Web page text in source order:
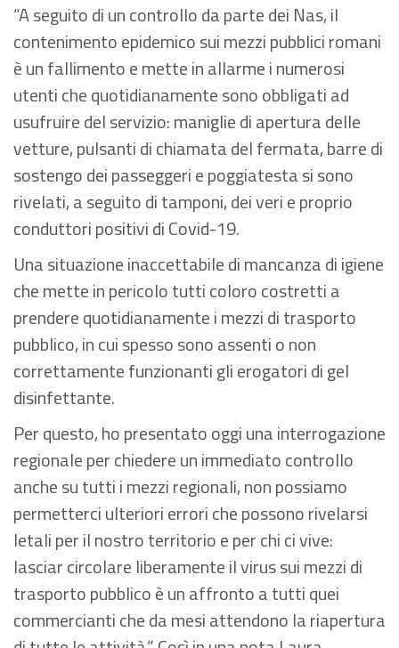
“A seguito di un controllo da parte dei Nas, il
contenimento epidemico sui mezzi pubblici romani
è un fallimento e mette in allarme i numerosi
utenti che quotidianamente sono obbligati ad
usufruire del servizio: maniglie di apertura delle
vetture, pulsanti di chiamata del fermata, barre di
sostengo dei passeggeri e poggiatesta si sono
rivelati, a seguito di tamponi, dei veri e proprio
conduttori positivi di Covid-19.
Una situazione inaccettabile di mancanza di igiene
che mette in pericolo tutti coloro costretti a
prendere quotidianamente i mezzi di trasporto
pubblico, in cui spesso sono assenti o non
correttamente funzionanti gli erogatori di gel
disinfettante.
Per questo, ho presentato oggi una interrogazione
regionale per chiedere un immediato controllo
anche su tutti i mezzi regionali, non possiamo
permetterci ulteriori errori che possono rivelarsi
letali per il nostro territorio e per chi ci vive:
lasciar circolare liberamente il virus sui mezzi di
trasporto pubblico è un affronto a tutti quei
commercianti che da mesi attendono la riapertura